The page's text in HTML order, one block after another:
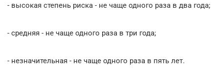
- высокая степень риска - не чаще одного раза в два года;
- средняя - не чаще одного раза в три года;
- незначительная - не чаще одного раза в пять лет.